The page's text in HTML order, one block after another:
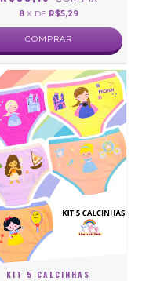
8 X DE R$5,29
COMPRAR
KIT 5 CALCINHAS